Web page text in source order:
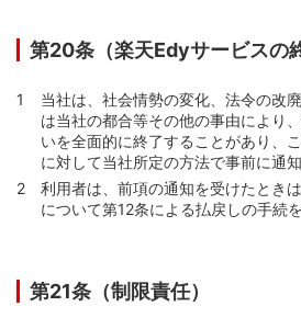
第20条（楽天Edyサービスの
当社は、社会情勢の変化、法令の改
は当社の都合等その他の事由により
いを全面的に終了することがあり、
に対して当社所定の方法で事前に通
利用者は、前項の通知を受けたとき
について第12条による払戻しの手続
第21条（制限責任）